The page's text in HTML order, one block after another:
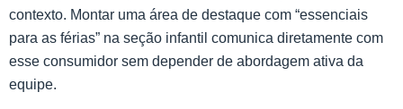
contexto. Montar uma área de destaque com “essenciais
para as férias” na seção infantil comunica diretamente com
esse consumidor sem depender de abordagem ativa da
equipe.